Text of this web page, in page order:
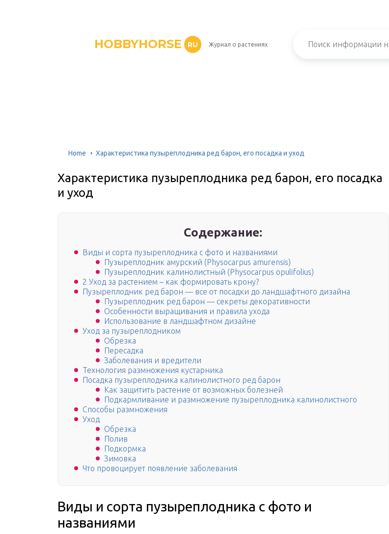
HOBBYHORSE RU Журнал о растениях
Home Характеристика пузыреплодника ред барон, его посадка и уход
Характеристика пузыреплодника ред барон, его посадка
и уход
Содержание:
Виды и сорта пузыреплодника с фото и названиями
Пузыреплодник амурский (Physocarpus amurensis)
Пузыреплодник калинолистный (Physocarpus opulifolius)
2 Уход за растением – как формировать крону?
Пузыреплодник ред барон — все от посадки до ландшафтного дизайна
Пузыреплодник ред барон — секреты декоративности
Особенности выращивания и правила ухода
Использование в ландшафтном дизайне
Уход за пузыреплодником
Обрезка
Пересадка
Заболевания и вредители
Технология размножения кустарника
Посадка пузыреплодника калинолистного ред барон
Как защитить растение от возможных болезней
Подкармливание и размножение пузыреплодника калинолистного
Способы размножения
Уход
Обрезка
Полив
Подкормка
Зимовка
Что провоцирует появление заболевания
Виды и сорта пузыреплодника с фото и
названиями